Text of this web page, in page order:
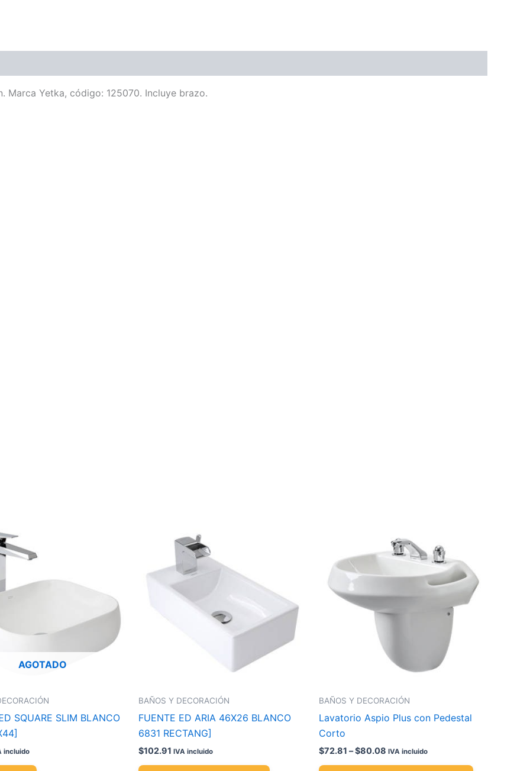
Marca Yetka, código: 125070. Incluye brazo.
AGOTADO
SQUARE SLIM BLANCO
incluido
BAÑOS Y DECORACIÓN
FUENTE ED ARIA 46X26 BLANCO
6831 RECTANG]
$102.91 IVA incluido
BAÑOS Y DECORACIÓN
Lavatorio Aspio Plus con Pedestal
Corto
$72.81 –$80.08
$72.81
through
IVA incluido
múltiples
variantes.